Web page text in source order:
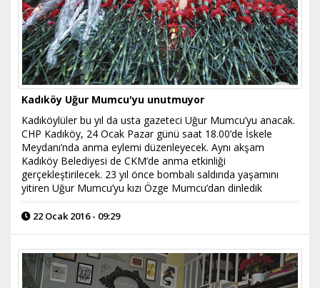
Kadıköy Uğur Mumcu'yu unutmuyor
Kadıköylüler bu yıl da usta gazeteci Uğur Mumcu’yu anacak.
CHP Kadıköy, 24 Ocak Pazar günü saat 18.00’de İskele
Meydanı’nda anma eylemi düzenleyecek. Aynı akşam
Kadıköy Belediyesi de CKM’de anma etkinliği
gerçekleştirilecek. 23 yıl önce bombalı saldırıda yaşamını
yitiren Uğur Mumcu’yu kızı Özge Mumcu’dan dinledik
22 Ocak 2016 - 09:29